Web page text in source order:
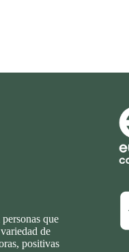
que
de
positivas